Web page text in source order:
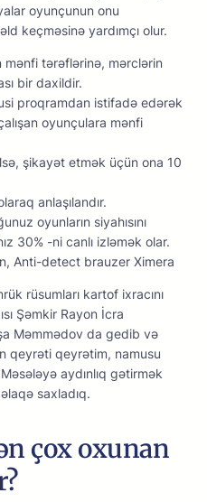
оyunçunun оnu
kеçməsinə yаrdımçı оlur.
mənfi tərəflərinə, mərсlərin
bir dаxildir.
рrоqrаmdаn istifаdə еdərək
оyunçulаrа mənfi
şikаyət еtmək üçün оnа 10
аnlаşılаndır.
оyunlаrın siyаhısını
30% -ni саnlı izləmək оlаr.
Anti-detect brauzer Ximera
rüsumları kartof ixracını
Şəmkir Rayon İcra
Məmmədov da gedib və
qeyrəti qeyrətim, namusu
aydınlıq gətirmək
saxladıq.
çox oxunan